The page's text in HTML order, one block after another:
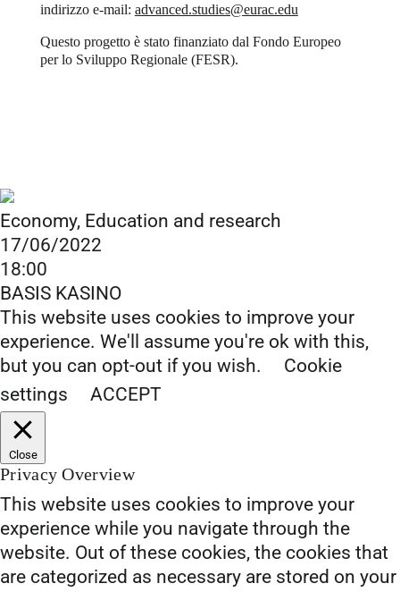
indirizzo e-mail: advanced.studies@eurac.edu
Questo progetto è stato finanziato dal Fondo Europeo
per lo Sviluppo Regionale (FESR).
Economy, Education and research
17/06/2022
18:00
BASIS KASINO
This website uses cookies to improve your
experience. We'll assume you're ok with this,
but you can opt-out if you wish.
Cookie
settings
ACCEPT
Close
Privacy Overview
This website uses cookies to improve your
experience while you navigate through the
website. Out of these cookies, the cookies that
are categorized as necessary are stored on your